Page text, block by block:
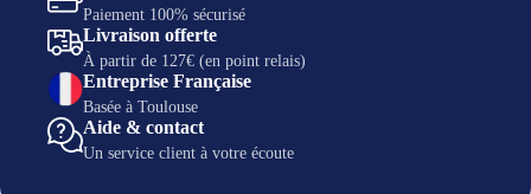
Paiement 100% sécurisé
Livraison offerte
À partir de 127€ (en point relais)
Entreprise Française
Basée à Toulouse
Aide & contact
Un service client à votre écoute